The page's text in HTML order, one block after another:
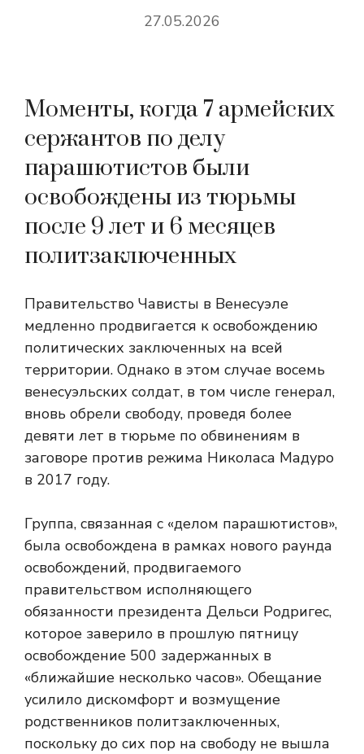
27.05.2026
Моменты, когда 7 армейских
сержантов по делу
парашютистов были
освобождены из тюрьмы
после 9 лет и 6 месяцев
политзаключенных
Правительство Чависты в Венесуэле
медленно продвигается к освобождению
политических заключенных на всей
территории. Однако в этом случае восемь
венесуэльских солдат, в том числе генерал,
вновь обрели свободу, проведя более
девяти лет в тюрьме по обвинениям в
заговоре против режима Николаса Мадуро
в 2017 году.
Группа, связанная с «делом парашютистов»,
была освобождена в рамках нового раунда
освобождений, продвигаемого
правительством исполняющего
обязанности президента Дельси Родригес,
которое заверило в прошлую пятницу
освобождение 500 задержанных в
«ближайшие несколько часов». Обещание
усилило дискомфорт и возмущение
родственников политзаключенных,
поскольку до сих пор на свободу не вышла